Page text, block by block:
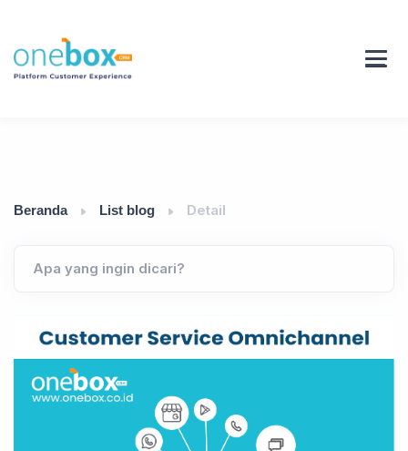
Beranda List blog Detail
Apa yang ingin dicari?